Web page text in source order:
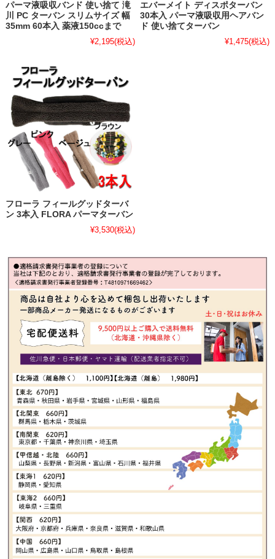
パーマ液吸収バンド 使い捨て 滝
川 PC ターバン スリムサイズ 幅
35mm 60本入 薬液150ccまで
¥2,195(税込)
エバーメイト ディスポターバン
30本入 パーマ液吸収用ヘアバン
ド 使い捨てターバン
¥1,475(税込)
フローラ フィールグッドターバ
ン 3本入 FLORA パーマターバン
¥3,530(税込)